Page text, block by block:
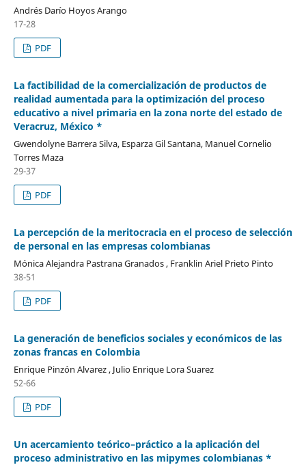
Andrés Darío Hoyos Arango
17-28
PDF
La factibilidad de la comercialización de productos de
realidad aumentada para la optimización del proceso
educativo a nivel primaria en la zona norte del estado de
Veracruz, México *
Gwendolyne Barrera Silva, Esparza Gil Santana, Manuel Cornelio
Torres Maza
29-37
PDF
La percepción de la meritocracia en el proceso de selección
de personal en las empresas colombianas
Mónica Alejandra Pastrana Granados , Franklin Ariel Prieto Pinto
38-51
PDF
La generación de beneficios sociales y económicos de las
zonas francas en Colombia
Enrique Pinzón Alvarez , Julio Enrique Lora Suarez
52-66
PDF
Un acercamiento teórico–práctico a la aplicación del
proceso administrativo en las mipymes colombianas *